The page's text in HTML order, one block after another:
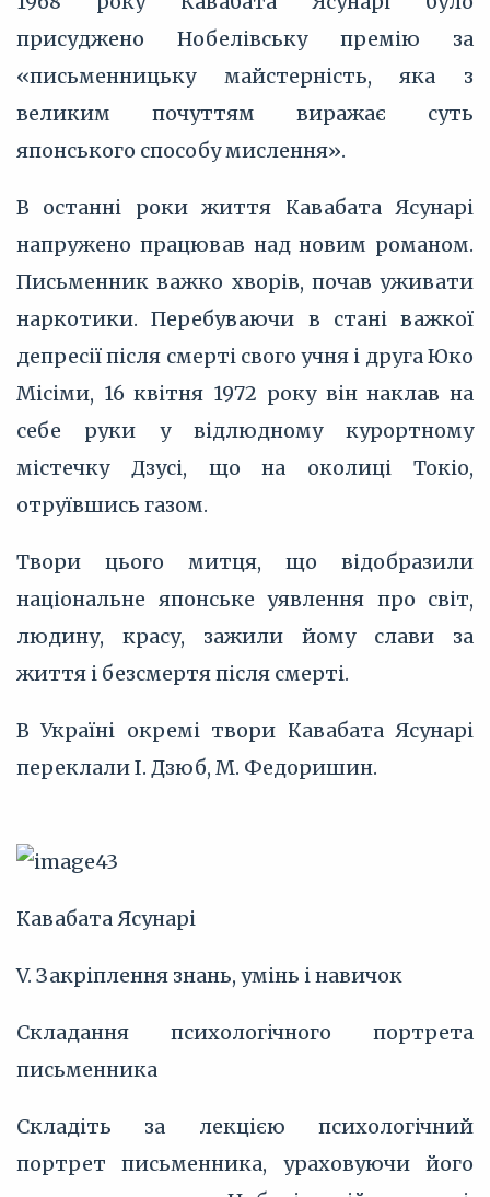
присуджено Нобелівську премію за
«письменницьку майстерність, яка з
великим почуттям виражає суть
японського способу мислення».
В останні роки життя Кавабата Ясунарі
напружено працював над новим романом.
Письменник важко хворів, почав уживати
наркотики. Перебуваючи в стані важкої
депресії після смерті свого учня і друга Юко
Місіми, 16 квітня 1972 року він наклав на
себе руки у відлюдному курортному
містечку Дзусі, що на околиці Токіо,
отруївшись газом.
Твори цього митця, що відобразили
національне японське уявлення про світ,
людину, красу, зажили йому слави за
життя і безсмертя після смерті.
В Україні окремі твори Кавабата Ясунарі
переклали І. Дзюб, М. Федоришин.
Кавабата Ясунарі
V. Закріплення знань, умінь і навичок
Складання психологічного портрета
письменника
Складіть за лекцією психологічний
портрет письменника, ураховуючи його